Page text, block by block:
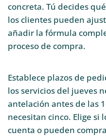
concreta. Tú decides
los clientes pueden
añadir la fórmula
proceso de compra.
Establece plazos de
los servicios del jueves
antelación antes de las
necesitan cinco. Elige si
cuenta o pueden